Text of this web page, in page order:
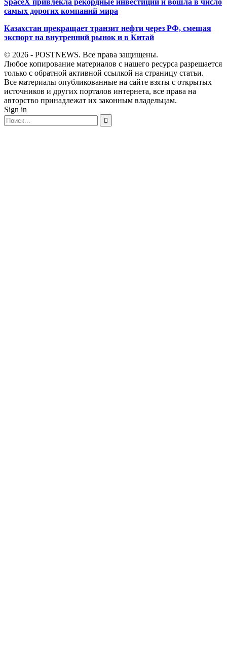
самых дорогих компаний мира
Казахстан прекращает транзит нефти через РФ, смещая
экспорт на внутренний рынок и в Китай
© 2026 - POSTNEWS. Все права защищены.
Любое копирование материалов с нашего ресурса разрешается
только с обратной активной ссылкой на страницу статьи.
Все материалы опубликованные на сайте взяты с открытых
источников и других порталов интернета, все права на
авторство принадлежат их законным владельцам.
Sign in